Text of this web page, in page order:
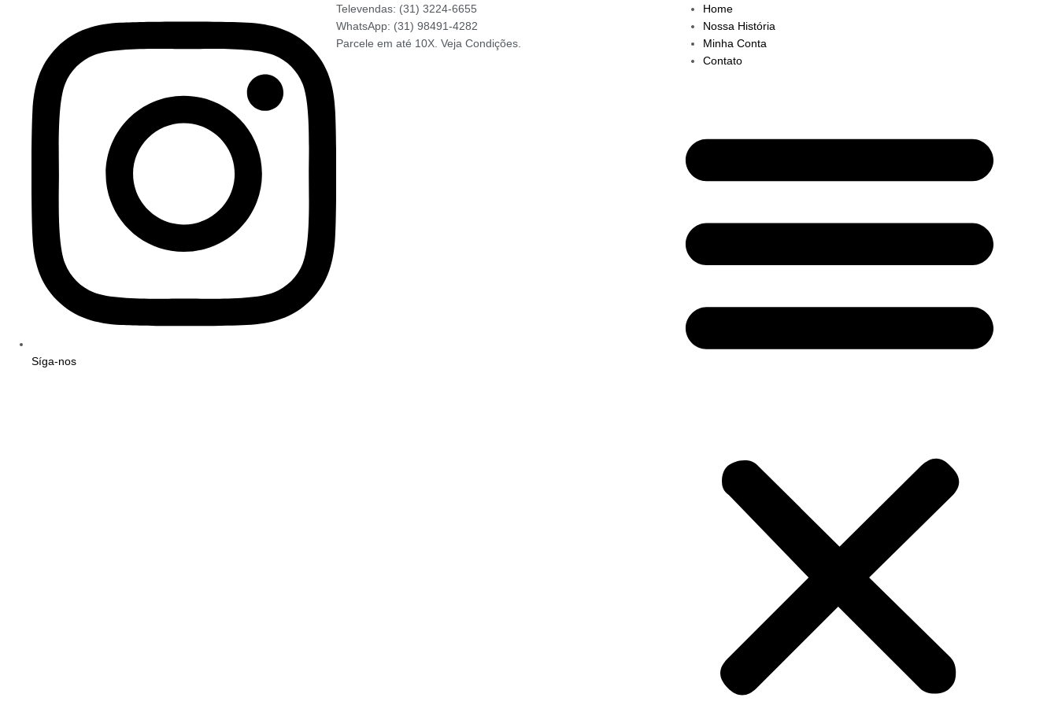
Síga-nos
Televendas: (31) 3224-6655
WhatsApp: (31) 98491-4282
Parcele em até 10X. Veja Condições.
Home
Nossa História
Minha Conta
Contato